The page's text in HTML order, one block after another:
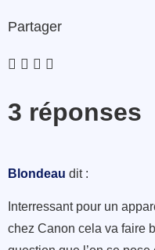
Partager
3 réponses
Blondeau dit :
Interressant pour un
chez Canon cela va faire